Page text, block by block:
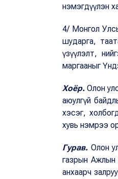
нэмэгдүүлэн
4/ Монгол
шударга,
үзүүлэлт,
маргааныг
Хоёр.Олон
аюулгүй
хэсэг,
хувь нэмрээ
Гурав. Олон
газрын Ажлын
анхаарч